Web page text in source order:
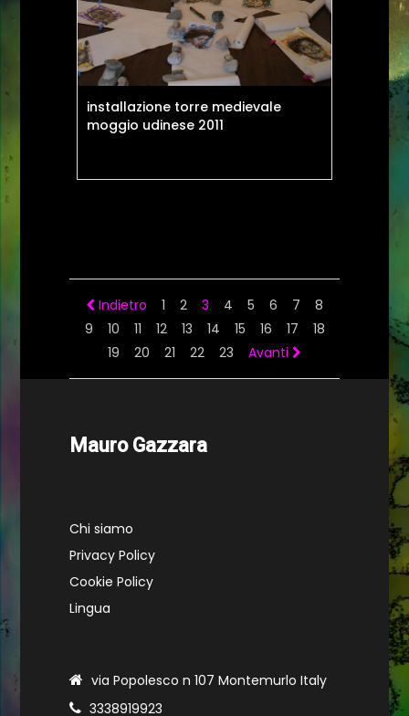
installazione torre medievale
moggio udinese 2011
Indietro 1 2 3 4 5 6 7
8
9
10 11 12 13 14 15 16 17
18
19
20 21 22 23 Avanti
Mauro Gazzara
Chi siamo
Privacy Policy
Cookie Policy
Lingua
via Popolesco n 107 Montemurlo Italy
3338919923